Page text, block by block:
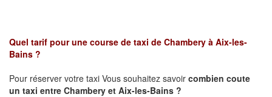
Quel tarif pour une course de taxi de Chambery à Aix-les-
Bains ?
Pour réserver votre taxi Vous souhaitez savoir combien coute
un taxi entre Chambery et Aix-les-Bains ?